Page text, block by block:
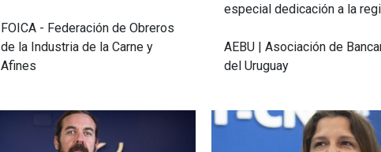
FOICA - Federación de Obreros
de la Industria de la Carne y
Afines
especial dedicación a la
AEBU | Asociación de
del Uruguay
Imagen